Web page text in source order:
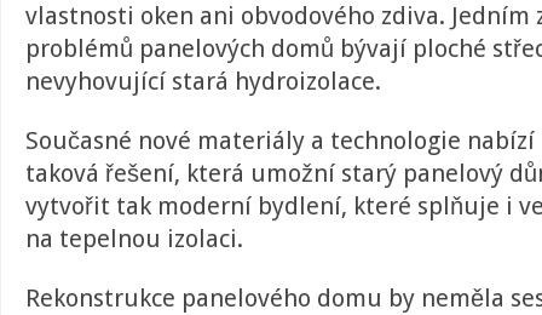
vlastnosti oken ani obvodového zdiva. Jedním
problémů panelových domů bývají ploché
nevyhovující stará hydroizolace.
Současné nové materiály a technologie
taková řešení, která umožní starý panelový
vytvořit tak moderní bydlení, které splňuje i
na tepelnou izolaci.
Rekonstrukce panelového domu by neměla